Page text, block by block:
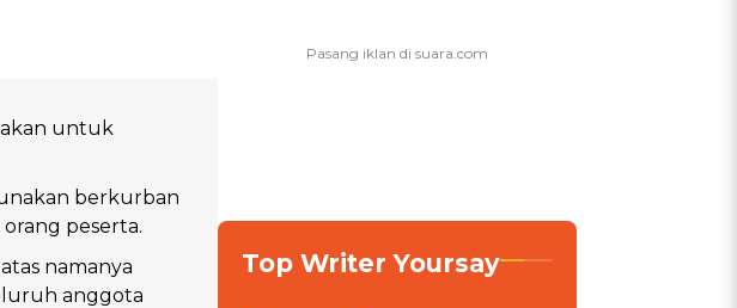
untuk
berkurban
peserta.
namanya
anggota
Top Writer Yoursay